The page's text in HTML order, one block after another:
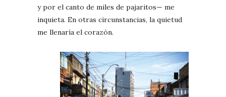
y por el canto de miles de pajaritos— me
inquieta. En otras circunstancias, la quietud
me llenaría el corazón.